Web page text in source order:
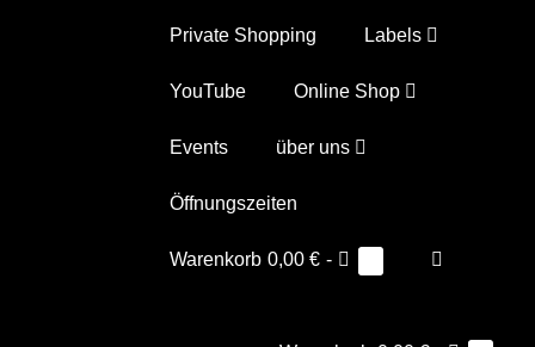
Private Shopping Labels
YouTube Online Shop
Events über uns
Öffnungszeiten
Warenkorb
Warenkorb 0,00 € -
Suche-